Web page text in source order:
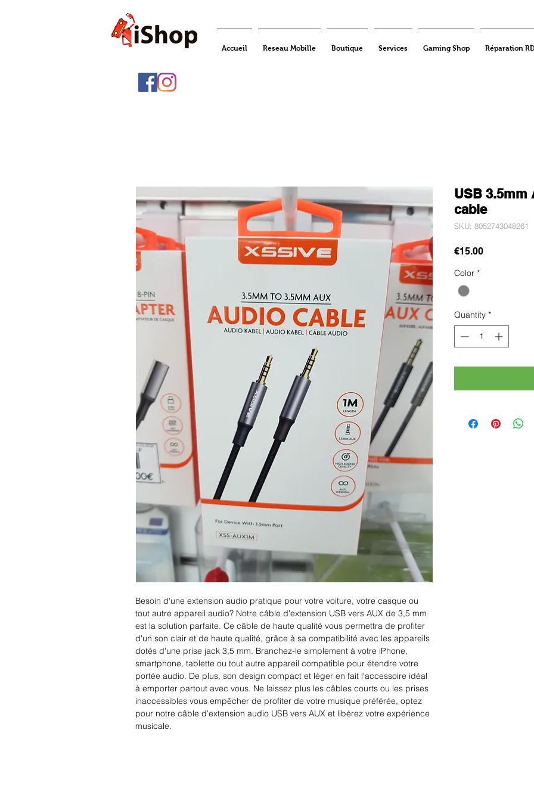
Accueil Reseau Mobille Boutique Services Gaming Shop Réparation
Besoin d'une extension audio pratique pour votre voiture, votre casque ou
tout autre appareil audio? Notre câble d'extension USB vers AUX de 3,5 mm
est la solution parfaite. Ce câble de haute qualité vous permettra de profiter
d'un son clair et de haute qualité, grâce à sa compatibilité avec les appareils
dotés d'une prise jack 3,5 mm. Branchez-le simplement à votre iPhone,
smartphone, tablette ou tout autre appareil compatible pour étendre votre
portée audio. De plus, son design compact et léger en fait l'accessoire idéal
à emporter partout avec vous. Ne laissez plus les câbles courts ou les prises
inaccessibles vous empêcher de profiter de votre musique préférée, optez
pour notre câble d'extension audio USB vers AUX et libérez votre expérience
musicale.
USB 3.5mm
cable
SKU: 8052743048261
€15.00Price
Color *
Quantity *